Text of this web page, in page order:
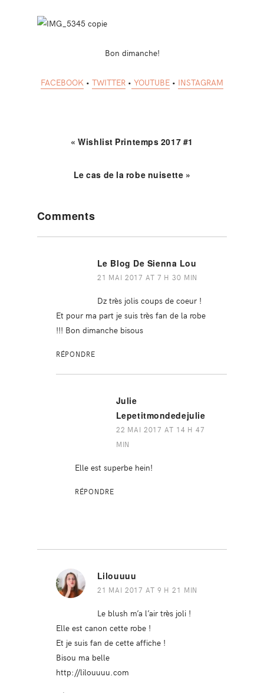
Bon dimanche!
FACEBOOK • TWITTER • YOUTUBE • INSTAGRAM
« Wishlist Printemps 2017 #1
Le cas de la robe nuisette »
Interactions
Comments
Le Blog De Sienna Lou
21 MAI 2017 AT 7 H 30 MIN
Dz très jolis coups de coeur !
Et pour ma part je suis très fan de la robe
!!! Bon dimanche bisous
RÉPONDRE
Julie
Lepetitmondedejulie
22 MAI 2017 AT 14 H 47
MIN
Elle est superbe hein!
RÉPONDRE
Lilouuuu
21 MAI 2017 AT 9 H 21 MIN
Le blush m’a l’air très joli !
Elle est canon cette robe !
Et je suis fan de cette affiche !
Bisou ma belle
http://lilouuuu.com